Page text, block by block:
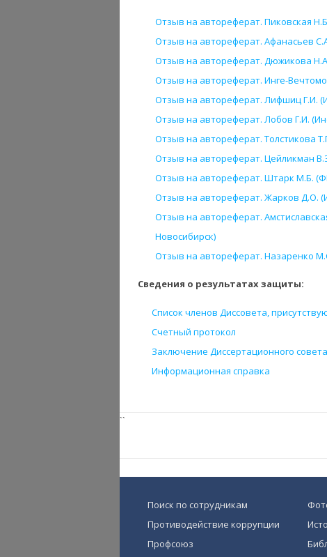
Отзыв на автореферат. Пиковская
Отзыв на автореферат. Афанасьев
Отзыв на автореферат. Дюжикова
Отзыв на автореферат. Инге-
Отзыв на автореферат. Лифшиц Г.И.
Отзыв на автореферат. Лобов Г.И.
Отзыв на автореферат. Толстикова
Отзыв на автореферат. Цейликман
Отзыв на автореферат. Штарк М.Б.
Отзыв на автореферат. Жарков Д.О.
Отзыв на автореферат.
Новосибирск)
Отзыв на автореферат. Назаренко
Сведения о результатах защиты:
Список членов Диссовета,
Счетный протокол
Заключение Диссертационного совета
Информационная справка
``
Поиск по сотрудникам
Противодействие коррупции
Профсоюз